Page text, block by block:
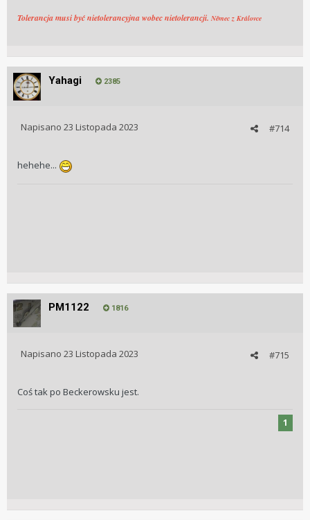
Tolerancja musi być nietolerancyjna wobec nietolerancji. Němec z Královce
Yahagi 2385
#714
Napisano 23 Listopada 2023
hehehe...
PM1122 1816
#715
Napisano 23 Listopada 2023
Coś tak po Beckerowsku jest.
1